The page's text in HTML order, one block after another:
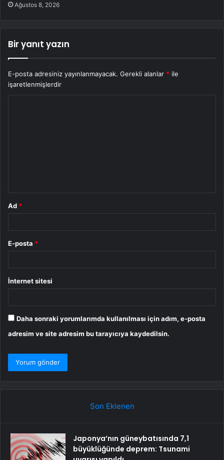
Ağustos 8, 2026
Bir yanıt yazın
E-posta adresiniz yayınlanmayacak. Gerekli alanlar * ile
işaretlenmişlerdir
Ad *
E-posta *
İnternet sitesi
Daha sonraki yorumlarımda kullanılması için adım, e-posta
adresim ve site adresim bu tarayıcıya kaydedilsin.
Son Eklenen
Japonya’nın güneybatısında 7,1
büyüklüğünde deprem: Tsunami